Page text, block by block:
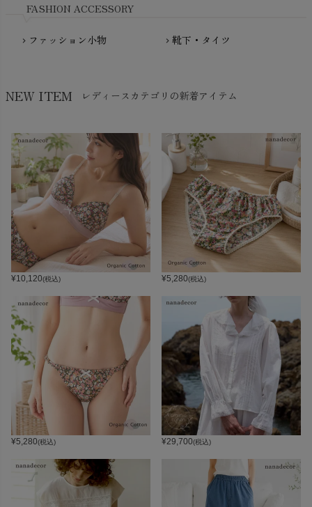
FASHION ACCESSORY
chevron_right ファッション小物 chevron_right 靴下・タイツ
NEW ITEM レディースカテゴリの新着アイテム
¥10,120(税込) ¥5,280(税込)
¥5,280(税込) ¥29,700(税込)